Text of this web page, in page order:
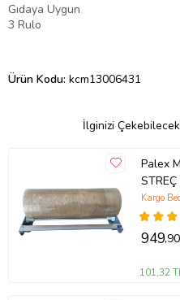
Gıdaya Uygun
3 Rulo
Ürün Kodu: kcm13006431
İlginizi
Palex
Kargo
949
101,32